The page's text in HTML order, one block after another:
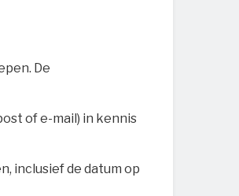
De
of e-mail) in kennis
inclusief de datum op